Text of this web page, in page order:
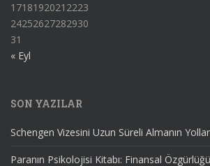
1718192021 2223
24252627282930
31
« Eyl
SON YAZILAR
Schengen Vizesini Uzun Süreli Almanın
Paranın Psikolojisi Kitabı: Finansal